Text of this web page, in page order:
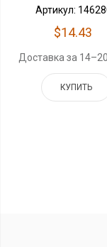
Артикул:
$14.43
Доставка за
КУПИТЬ